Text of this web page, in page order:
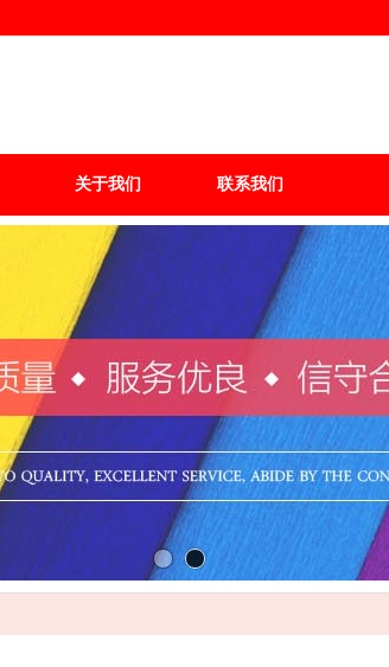
关于我们 联系我们